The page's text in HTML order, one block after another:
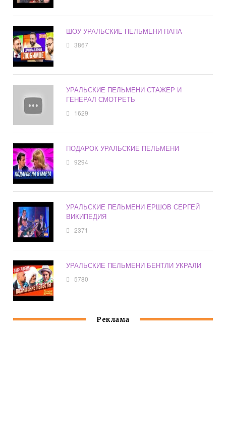
ШОУ УРАЛЬСКИЕ ПЕЛЬМЕНИ ПАПА
3867
УРАЛЬСКИЕ ПЕЛЬМЕНИ СТАЖЕР И
ГЕНЕРАЛ СМОТРЕТЬ
1629
ПОДАРОК УРАЛЬСКИЕ ПЕЛЬМЕНИ
9294
УРАЛЬСКИЕ ПЕЛЬМЕНИ ЕРШОВ СЕРГЕЙ
ВИКИПЕДИЯ
2371
УРАЛЬСКИЕ ПЕЛЬМЕНИ БЕНТЛИ УКРАЛИ
5780
Реклама